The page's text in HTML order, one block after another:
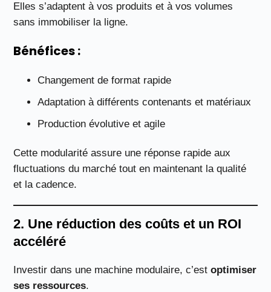
Elles s’adaptent à vos produits et à vos volumes
sans immobiliser la ligne.
Bénéfices :
Changement de format rapide
Adaptation à différents contenants et matériaux
Production évolutive et agile
Cette modularité assure une réponse rapide aux
fluctuations du marché tout en maintenant la qualité
et la cadence.
2. Une réduction des coûts et un ROI
accéléré
Investir dans une machine modulaire, c’estoptimiser
ses ressources.